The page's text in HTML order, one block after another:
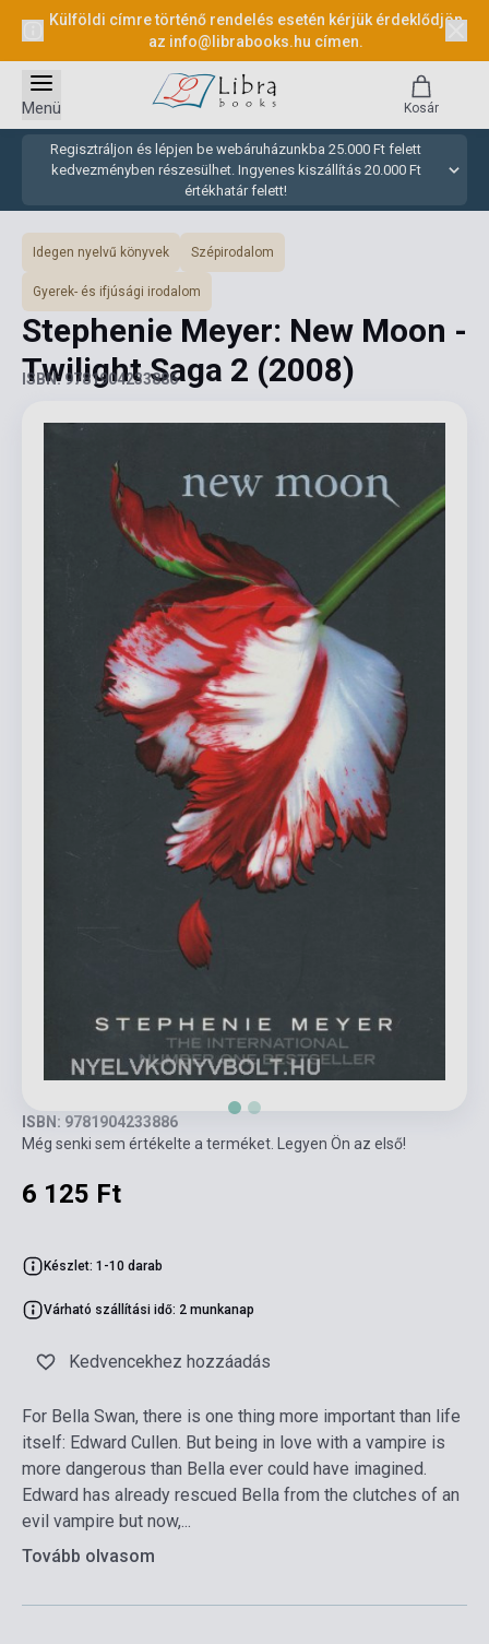
Külföldi címre történő rendelés esetén kérjük érdeklődjön
az info@librabooks.hu címen.
Regisztráljon és lépjen be webáruházunkba 25.000 Ft felett
kedvezményben részesülhet. Ingyenes kiszállítás 20.000 Ft
értékhatár felett!
Menü Kosár
Idegen nyelvű könyvek Szépirodalom
Gyerek- és ifjúsági irodalom
Stephenie Meyer: New Moon -
Twilight Saga 2 (2008)
ISBN: 9781904233886
ISBN: 9781904233886
Még senki sem értékelte a terméket. Legyen Ön az első!
6 125 Ft
Készlet: 1-10 darab
Várható szállítási idő: 2 munkanap
Kedvencekhez hozzáadás
For Bella Swan, there is one thing more important than life
itself: Edward Cullen. But being in love with a vampire is
more dangerous than Bella ever could have imagined.
Edward has already rescued Bella from the clutches of an
evil vampire but now,...
Tovább olvasom